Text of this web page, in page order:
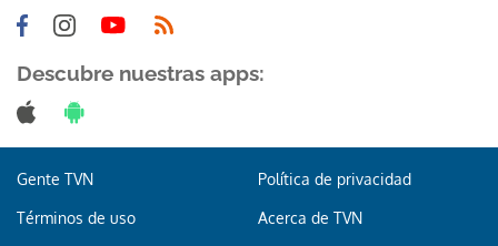
Descubre nuestras apps:
Gente TVN Política de privacidad
Términos de uso Acerca de TVN